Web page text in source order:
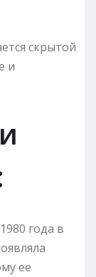
скрытой
и
года в
ее